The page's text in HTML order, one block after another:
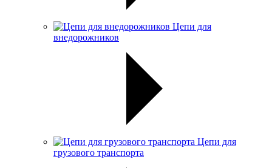
Цепи для
внедорожников
Цепи для
грузового транспорта